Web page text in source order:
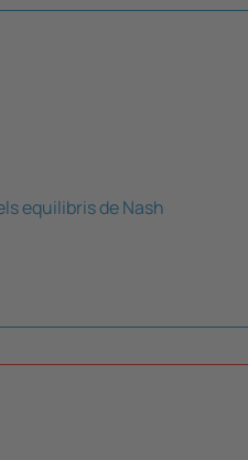
equilibris de Nash